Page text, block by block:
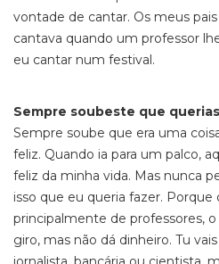
vontade de cantar. Os meus
cantava quando um professor
eu cantar num festival.
Sempre soubeste que
Sempre soube que era uma
feliz. Quando ia para um palco,
feliz da minha vida. Mas nunca
isso que eu queria fazer. Porque
principalmente de professores,
giro, mas não dá dinheiro. Tu